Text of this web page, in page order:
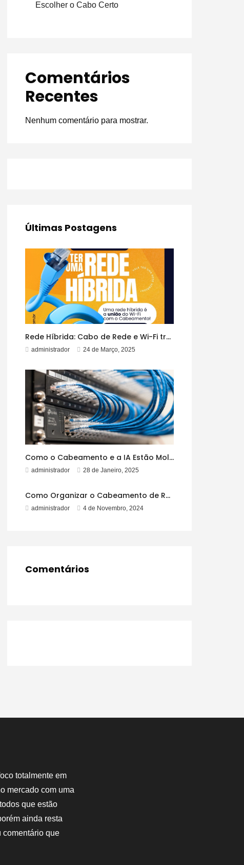
Escolher o Cabo Certo
Comentários
Recentes
Nenhum comentário para mostrar.
Últimas Postagens
Rede Híbrida: Cabo de Rede e Wi-Fi trabalhando Juntos!
administrador 24 de Março, 2025
Como o Cabeamento e a IA Estão Moldando o Futuro
administrador 28 de Janeiro, 2025
Como Organizar o Cabeamento de Rede para Evitar Emaranhados
administrador 4 de Novembro, 2024
Comentários
totalmente em
mercado com uma
que estão
ainda resta
comentário que